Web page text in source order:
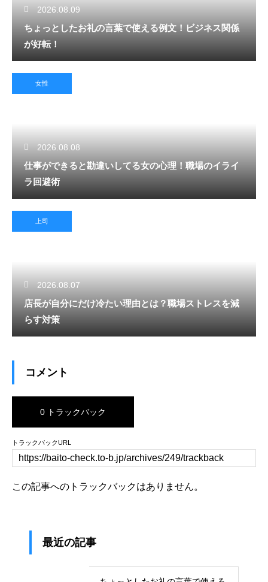
2026.08.09
ちょっとしたお礼の言葉で使える例文！ビジネス関係
が好転！
女性
2026.08.08
仕事ができると勘違いしてる女の心理！職場のイライ
ラ回避術
上司
2026.08.07
店長が自分にだけ冷たい理由とは？職場ストレスを減
らす対策
コメント
0 トラックバック
トラックバックURL
この記事へのトラックバックはありません。
最近の記事